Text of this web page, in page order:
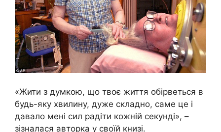
«Жити з думкою, що твоє життя обірветься в
будь-яку хвилину, дуже складно, саме це і
давало мені сил радіти кожній секунді», –
зізналася авторка у своїй книзі.